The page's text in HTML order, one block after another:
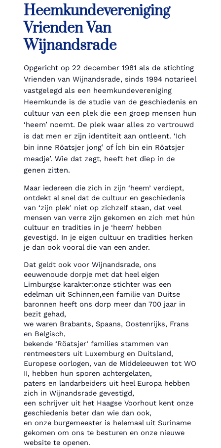
Heemkundevereniging
Vrienden Van
Wijnandsrade
Opgericht op 22 december 1981 als de stichting
Vrienden van Wijnandsrade, sinds 1994 notarieel
vastgelegd als een heemkundevereniging
Heemkunde is de studie van de geschiedenis en
cultuur van een plek die een groep mensen hun
‘heem’ noemt. De plek waar alles zo vertrouwd
is dat men er zijn identiteit aan ontleent. ‘Ich
bin inne Röatsjer jong’ of Ích bin ein Röatsjer
meadje’. Wie dat zegt, heeft het diep in de
genen zitten.
Maar iedereen die zich in zijn ‘heem’ verdiept,
ontdekt al snel dat de cultuur en geschiedenis
van ‘zijn plek’ niet op zichzelf staan, dat veel
mensen van verre zijn gekomen en zich met hún
cultuur en tradities in je ‘heem’ hebben
gevestigd. In je eigen cultuur en tradities herken
je dan ook vooral die van een ander.
Dat geldt ook voor Wijnandsrade, ons
eeuwenoude dorpje met dat heel eigen
Limburgse karakter:onze stichter was een
edelman uit Schinnen,een familie van Duitse
baronnen heeft ons dorp meer dan 700 jaar in
bezit gehad,
we waren Brabants, Spaans, Oostenrijks, Frans
en Belgisch,
bekende ‘Röatsjer’ families stammen van
rentmeesters uit Luxemburg en Duitsland,
Europese oorlogen, van de Middeleeuwen tot WO
II, hebben hun sporen achtergelaten,
paters en landarbeiders uit heel Europa hebben
zich in Wijnandsrade gevestigd,
een schrijver uit het Haagse Voorhout kent onze
geschiedenis beter dan wie dan ook,
en onze burgemeester is helemaal uit Suriname
gekomen om ons te besturen en onze nieuwe
website te openen.